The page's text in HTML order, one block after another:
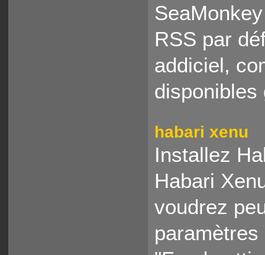
RSS par
addiciel,
disponibles
habari xenu
Installez
Habari
voudrez